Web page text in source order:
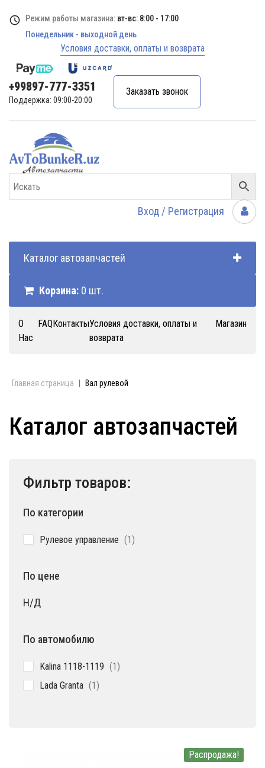
Режим работы магазина: вт-вс: 8:00 - 17:00
Понедельник - выходной день
Условия доставки, оплаты и возврата
+99897-777-3351
Поддержка: 09:00-20:00
Заказать звонок
Вход / Регистрация
Каталог автозапчастей
Корзина: 0 шт.
О
Нас
FAQКонтактыУсловия доставки, оплаты и
возврата
Магазин
Главная страница Вал рулевой
Каталог автозапчастей
Фильтр товаров:
По категории
Рулевое управление 11
По цене
Н/Д
По автомобилю
Kalina 1118-1119 11
Lada Granta 1 1
Распродажа!